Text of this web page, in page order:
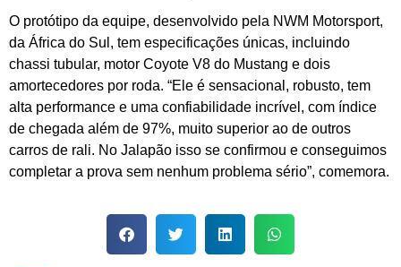
O protótipo da equipe, desenvolvido pela NWM Motorsport,
da África do Sul, tem especificações únicas, incluindo
chassi tubular, motor Coyote V8 do Mustang e dois
amortecedores por roda. “Ele é sensacional, robusto, tem
alta performance e uma confiabilidade incrível, com índice
de chegada além de 97%, muito superior ao de outros
carros de rali. No Jalapão isso se confirmou e conseguimos
completar a prova sem nenhum problema sério”, comemora.